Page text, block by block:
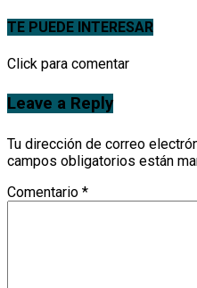
TE PUEDE INTERESAR
Click para comentar
Leave a Reply
Tu dirección de correo
campos obligatorios están
Comentario *